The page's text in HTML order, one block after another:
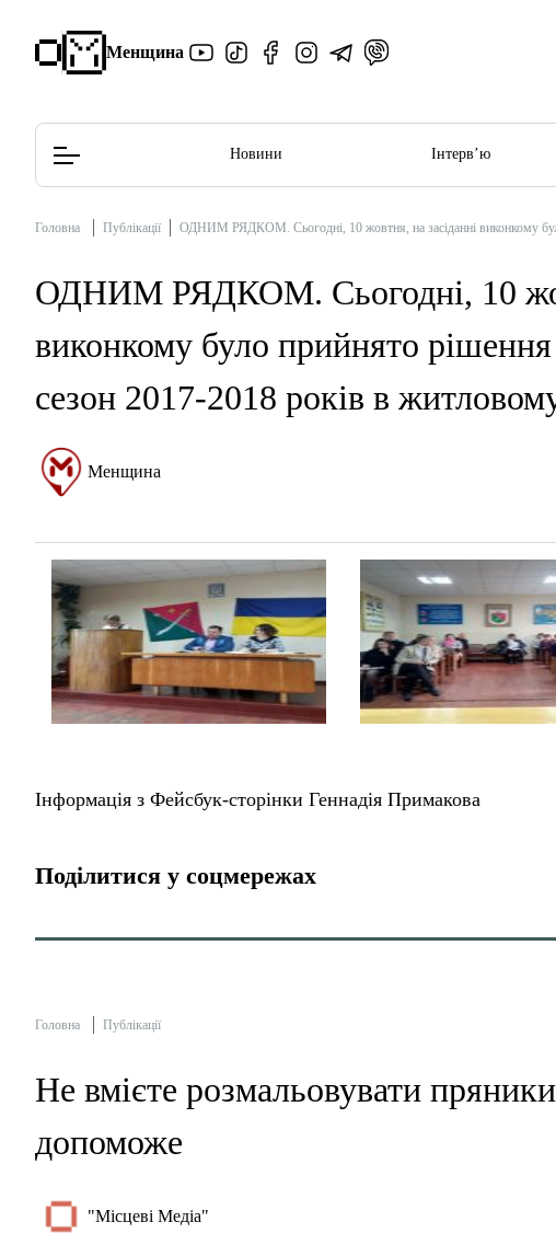
Менщина
Редакційна політика
Новини Інтерв’ю
Головна Публікації ОДНИМ РЯДКОМ. Сьогодні, 10 жовтня, на засіданні виконкому
ОДНИМ РЯДКОМ. Сьогодні, 10
виконкому було прийнято
сезон 2017-2018 років в
Менщина
Інформація з Фейсбук-сторінки Геннадія Примакова
Поділитися у соцмережах
Головна Публікації
Не вмієте розмальовувати
допоможе
"Місцеві Медіа"